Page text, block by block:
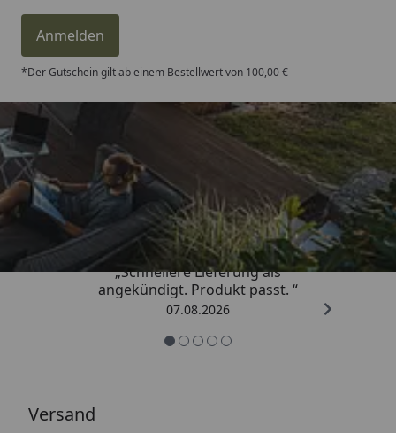
Anmelden
*Der Gutschein gilt ab einem Bestellwert von 100,00 €
Trusted Shops
4,81/ 5
„Schnellere Lieferung als
angekündigt. Produkt passt. “
07.08.2026
Versand